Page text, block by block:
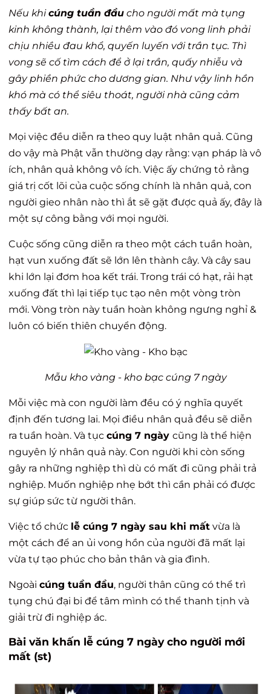
Nếu khicúng tuần đầu cho người mất mà tụng
kinh không thành, lại thêm vào đó vong linh phải
chịu nhiều đau khổ, quyến luyến với trần tục. Thì
vong sẽ cố tìm cách để ở lại trần, quấy nhiễu và
gây phiền phức cho dương gian. Như vậy linh hồn
khó mà có thể siêu thoát, người nhà cũng cảm
thấy bất an.
Mọi việc đều diễn ra theo quy luật nhân quả. Cũng
do vậy mà Phật vẫn thường dạy rằng: vạn pháp là vô
ích, nhân quả không vô ích. Việc ấy chứng tỏ rằng
giá trị cốt lõi của cuộc sống chính là nhân quả, con
người gieo nhân nào thì ắt sẽ gặt được quả ấy, đây là
một sự công bằng với mọi người.
Cuộc sống cũng diễn ra theo một cách tuần hoàn,
hạt vun xuống đất sẽ lớn lên thành cây. Và cây sau
khi lớn lại đơm hoa kết trái. Trong trái có hạt, rải hạt
xuống đất thì lại tiếp tục tạo nên một vòng tròn
mới. Vòng tròn này tuần hoàn không ngưng nghỉ &
luôn có biến thiên chuyển động.
Mẫu kho vàng - kho bạc cúng 7 ngày
Mỗi việc mà con người làm đều có ý nghĩa quyết
định đến tương lai. Mọi điều nhân quả đều sẽ diễn
ra tuần hoàn. Và tục cúng 7 ngày cũng là thể hiện
nguyên lý nhân quả này. Con người khi còn sống
gây ra những nghiệp thì dù có mất đi cũng phải trả
nghiệp. Muốn nghiệp nhẹ bớt thì cần phải có được
sự giúp sức từ người thân.
Việc tổ chức lễ cúng 7 ngày sau khi mất vừa là
một cách để an ủi vong hồn của người đã mất lại
vừa tự tạo phúc cho bản thân và gia đình.
Ngoài cúng tuần đầu, người thân cũng có thể trì
tụng chú đại bi để tâm mình có thể thanh tịnh và
giải trừ đi nghiệp ác.
Bài văn khấn lễ cúng 7 ngày cho người mới
mất (st)